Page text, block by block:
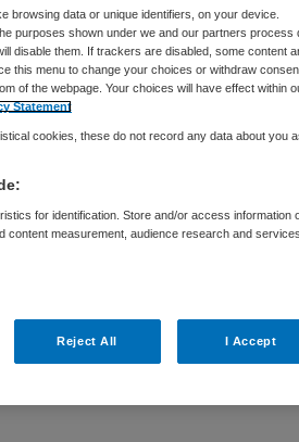
Eilanden op zoek
leider met
creëren van een
browsing data or unique identifiers, on your device.
purposes shown under we and our partners process
disable them. If trackers are disabled, some content
this menu to change your choices or withdraw
of the webpage. Your choices will have effect within
Statement
cookies, these do not record any data about you
for identification. Store and/or access information
content measurement, audience research and services
Reject All I Accept